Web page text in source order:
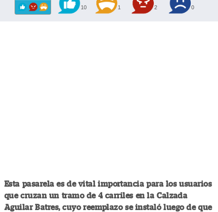
10 1 2 0
Esta pasarela es de vital importancia para los usuarios
que cruzan un tramo de 4 carriles en la Calzada
Aguilar Batres, cuyo reemplazo se instaló luego de que